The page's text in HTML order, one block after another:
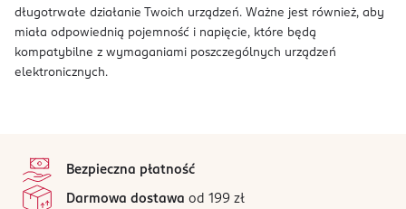
długotrwałe działanie Twoich urządzeń. Ważne jest również, aby
miała odpowiednią pojemność i napięcie, które będą
kompatybilne z wymaganiami poszczególnych urządzeń
elektronicznych.
Bezpieczna płatność
Darmowa dostawa od 199 zł